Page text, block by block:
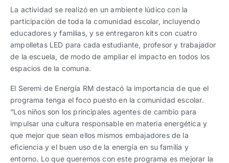
La actividad se realizó en un ambiente lúdico con la
participación de toda la comunidad escolar, incluyendo
educadores y familias, y se entregaron kits con cuatro
ampolletas LED para cada estudiante, profesor y trabajador
de la escuela, de modo de ampliar el impacto en todos los
espacios de la comuna.
El Seremi de Energía RM destacó la importancia de que el
programa tenga el foco puesto en la comunidad escolar.
“Los niños son los principales agentes de cambio para
impulsar una cultura responsable en materia energética y
que mejor que sean ellos mismos embajadores de la
eficiencia y el buen uso de la energía en su familia y
entorno. Lo que queremos con este programa es mejorar la